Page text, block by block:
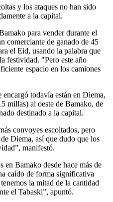
y los ataques no han sido
a la capital.
para vender durante el
comerciante de ganado de 45
el Eid, usando la palabra que
festividad. "Pero este año
espacio en los camiones
todavía están en Diema,
millas) al oeste de Bamako, de
destinado a la capital.
convoyes escoltados, pero
Diema, así que dudo que los
manifestó.
en Bamako desde hace más de
caído de forma significativa
la mitad de la cantidad
el Tabaski”, apuntó.